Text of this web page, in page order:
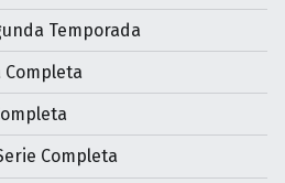
Temporada
Completa
Completa